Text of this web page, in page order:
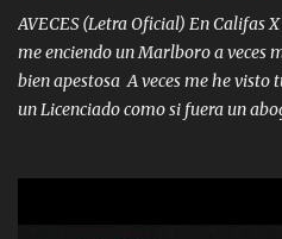
te acerque nadie porque solo yo
AVECES (Letra Oficial) En Califas
me enciendo un Marlboro a veces
bien apestosa A veces me he visto
un Licenciado como si fuera un
corriente no quieren verte subir